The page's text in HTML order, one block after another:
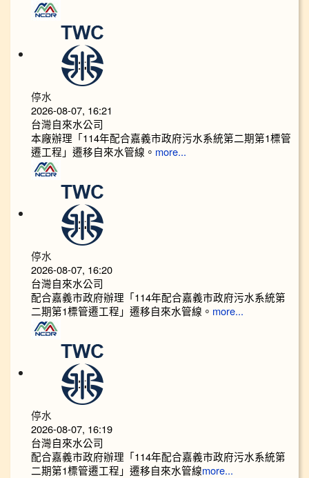
停水
2026-08-07, 16:21
台灣自來水公司
本廠辦理「114年配合嘉義市政府污水系統第二期第1標管
遷工程」遷移自來水管線。 more...
停水
2026-08-07, 16:20
台灣自來水公司
配合嘉義市政府辦理「114年配合嘉義市政府污水系統第
二期第1標管遷工程」遷移自來水管線。 more...
停水
2026-08-07, 16:19
台灣自來水公司
配合嘉義市政府辦理「114年配合嘉義市政府污水系統第
二期第1標管遷工程」遷移自來水管線more...